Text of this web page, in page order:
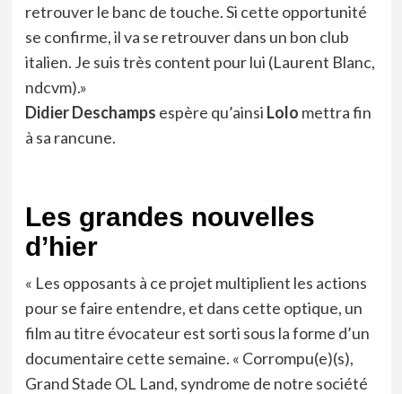
retrouver le banc de touche. Si cette opportunité
se confirme, il va se retrouver dans un bon club
italien. Je suis très content pour lui (Laurent Blanc,
ndcvm).»
Didier Deschamps espère qu’ainsi Lolo mettra fin
à sa rancune.
Les grandes nouvelles
d’hier
« Les opposants à ce projet multiplient les actions
pour se faire entendre, et dans cette optique, un
film au titre évocateur est sorti sous la forme d’un
documentaire cette semaine. « Corrompu(e)(s),
Grand Stade OL Land, syndrome de notre société